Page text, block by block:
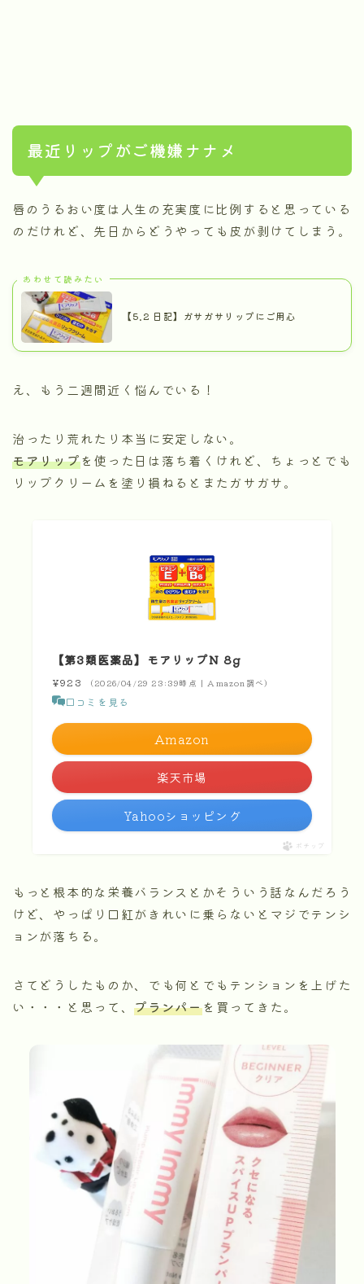
最近リップがご機嫌ナナメ
唇のうるおい度は人生の充実度に比例すると思っている
のだけれど、先日からどうやっても皮が剥けてしまう。
あわせて読みたい
【5.2 日記】ガサガサリップにご用心
え、もう二週間近く悩んでいる！
治ったり荒れたり本当に安定しない。
モアリップを使った日は落ち着くけれど、ちょっとでも
リップクリームを塗り損ねるとまたガサガサ。
【第3類医薬品】モアリップN 8g
¥923 （2026/04/29 23:39時点 | Amazon調べ）
口コミを見る
Amazon
楽天市場
Yahooショッピング
ポチップ
もっと根本的な栄養バランスとかそういう話なんだろう
けど、やっぱり口紅がきれいに乗らないとマジでテンシ
ョンが落ちる。
さてどうしたものか、でも何とでもテンションを上げた
い・・・と思って、プランパーを買ってきた。